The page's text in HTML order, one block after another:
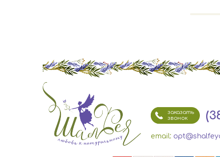
заказать
звонок
email: